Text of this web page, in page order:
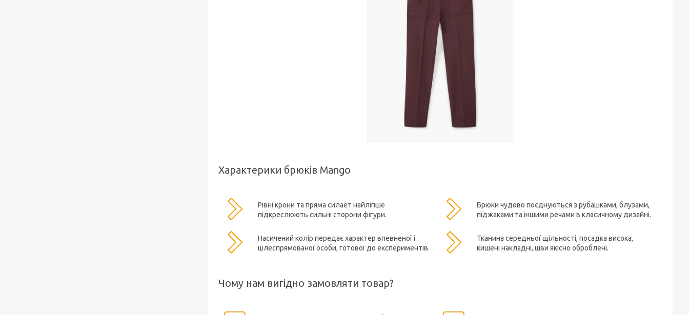
Характерики брюків Mango
Рівні крони та пряма силает найліпше
підкреслюють сильні сторони фігури.
Насичений колір передає характер впевненої і
цілеспрямованої особи, готової до експериментів.
Брюки чудово поєднуються з рубашками, блузами,
піджаками та іншими речами в класичному дизайні.
Тканина середньої щільності, посадка висока,
кишені накладні, шви якісно оброблені.
Чому нам вигідно замовляти товар?